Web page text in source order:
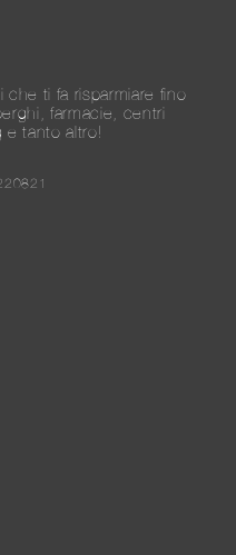
ti fa risparmiare fino
farmacie, centri
e tanto altro!